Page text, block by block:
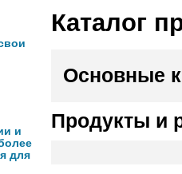
и
для
Каталог
Основные
Продукты и